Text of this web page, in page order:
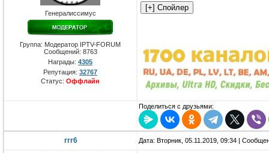
Генералиссимус
Группа: Модератор IPTV-FORUM
Сообщений: 8763
Награды: 4305
Репутация: 32767
Статус: Оффлайн
Поделиться с друзьями:
rrr6 Дата: Вторник, 05.11.2019, 09:34 |